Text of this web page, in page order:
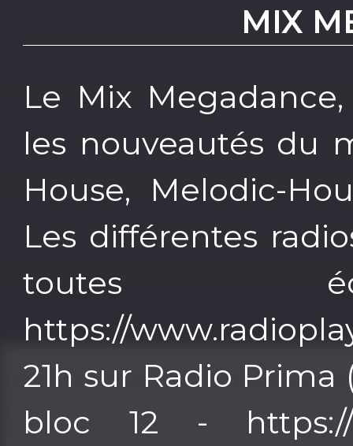
MIX
Le Mix
les nouveautés du
House, Melodic-
Les différentes
toutes
https://
21h sur Radio Prima
bloc 12 - https://